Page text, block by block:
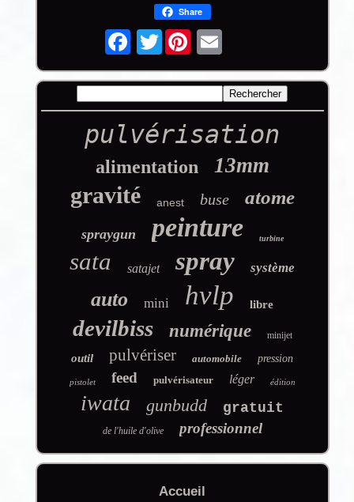
Share
Twitter
pulvérisation
alimentation 13mm
gravité anest buse atome
spraygun peinture turbine
sata satajet spray système
auto mini hvlp libre
devilbiss numérique minijet
outil pulvériser automobile pression
pistolet feed pulvérisateur léger édition
iwata gunbudd gratuit
de l'huile d'olive professionnel
Accueil